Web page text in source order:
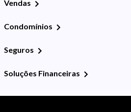
Vendas
Condomínios
Seguros
Soluções Financeiras